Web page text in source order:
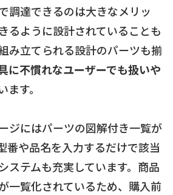
調達できるのは大きなメリッ
るように設計されていることも
み立てられる設計のパーツも揃
に不慣れなユーザーでも扱いや
す。
ジにはパーツの図解付き一覧が
番や品名を入力するだけで該当
ステムも充実しています。商品
一覧化されているため、購入前